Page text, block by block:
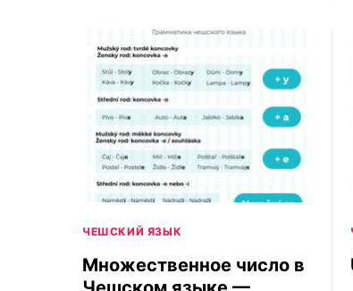
ЧЕШСКИЙ ЯЗЫК
Множественное число в